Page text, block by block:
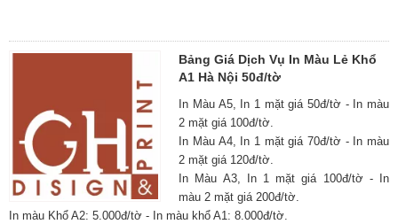
Bảng Giá Dịch Vụ In Màu Lẻ Khổ
A1 Hà Nội 50đ/tờ
In Màu A5, In 1 mặt giá 50đ/tờ - In màu
2 mặt giá 100đ/tờ.
In Màu A4, In 1 mặt giá 70đ/tờ - In màu
2 mặt giá 120đ/tờ.
In Màu A3, In 1 mặt giá 100đ/tờ - In
màu 2 mặt giá 200đ/tờ.
In màu Khổ A2: 5.000đ/tờ - In màu khổ A1: 8.000đ/tờ.